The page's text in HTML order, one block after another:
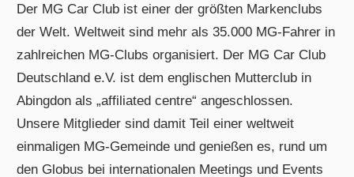
Der MG Car Club ist einer der größten Markenclubs
der Welt. Weltweit sind mehr als 35.000 MG-Fahrer in
zahlreichen MG-Clubs organisiert. Der MG Car Club
Deutschland e.V. ist dem englischen Mutterclub in
Abingdon als „affiliated centre“ angeschlossen.
Unsere Mitglieder sind damit Teil einer weltweit
einmaligen MG-Gemeinde und genießen es, rund um
den Globus bei internationalen Meetings und Events